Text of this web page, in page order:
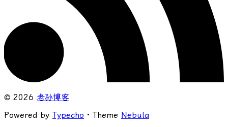
© 2026 老孙博客
Powered by Typecho · Theme Nebula